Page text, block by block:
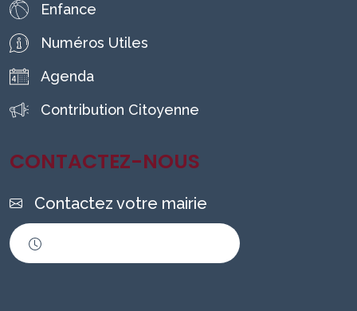
Enfance
Numéros Utiles
Agenda
Contribution Citoyenne
CONTACTEZ-NOUS
Contactez votre mairie